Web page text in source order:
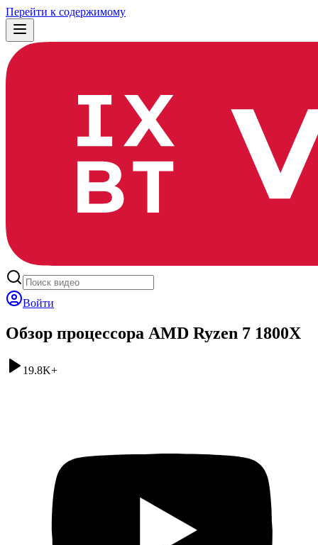
Перейти к содержимому
Войти
Обзор процессора AMD Ryzen 7 1800X
19.8K+